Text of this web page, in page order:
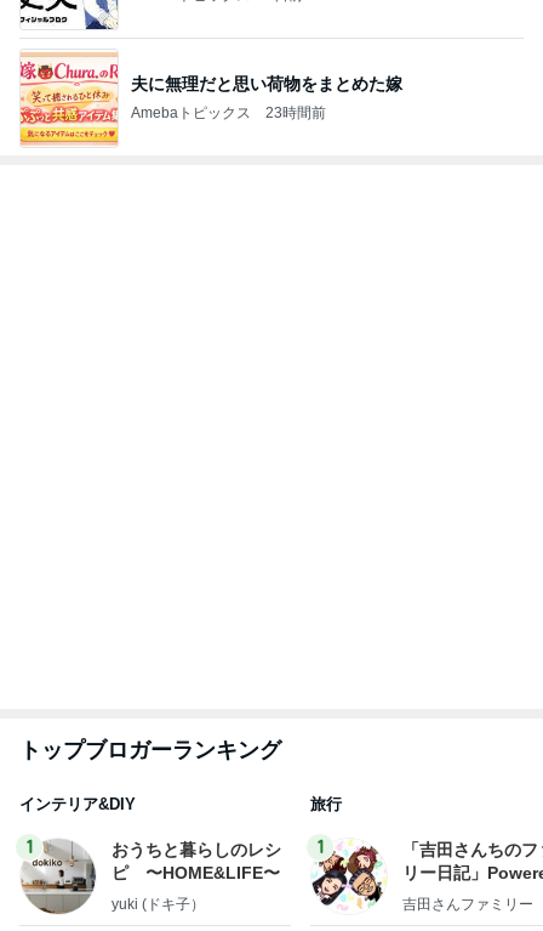
夫に無理だと思い荷物をまとめた嫁
Amebaトピックス 23時間前
トップブロガーランキング
インテリア&DIY
1
おうちと暮らしのレシ
ピ 〜HOME&LIFE〜
yuki (ドキ子）
旅行
1
「吉田さんちの
リー日記」
y Ameba 吉田さ
吉田さんファミリー